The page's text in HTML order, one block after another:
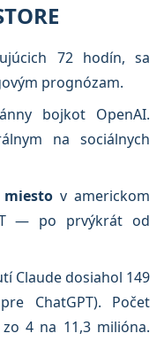
72 hodín, sa
prognózam.
bojkot OpenAI.
na sociálnych
miesto v americkom
— po prvýkrát od
Claude dosiahol 149
ChatGPT). Počet
4 na 11,3 milióna.